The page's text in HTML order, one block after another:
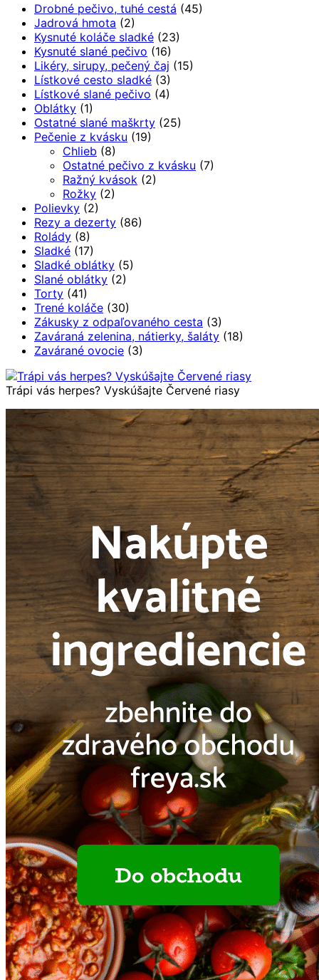
Drobné pečivo, tuhé cestá (45)
Jadrová hmota (2)
Kysnuté koláče sladké (23)
Kysnuté slané pečivo (16)
Likéry, sirupy, pečený čaj (15)
Lístkové cesto sladké (3)
Lístkové slané pečivo (4)
Oblátky (1)
Ostatné slané maškrty (25)
Pečenie z kvásku (19)
Chlieb (8)
Ostatné pečivo z kvásku (7)
Ražný kvások (2)
Rožky (2)
Polievky (2)
Rezy a dezerty (86)
Rolády (8)
Sladké (17)
Sladké oblátky (5)
Slané oblátky (2)
Torty (41)
Trené koláče (30)
Zákusky z odpaľovaného cesta (3)
Zaváraná zelenina, nátierky, šaláty (18)
Zavárané ovocie (3)
Trápi vás herpes? Vyskúšajte Červené riasy